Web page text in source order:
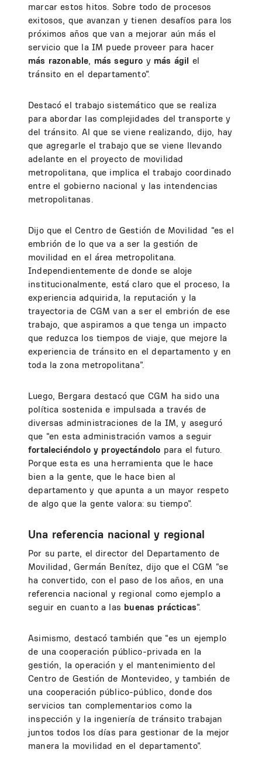
marcar estos hitos. Sobre todo de procesos
exitosos, que avanzan y tienen desafíos para los
próximos años que van a mejorar aún más el
servicio que la IM puede proveer para hacer
más razonable, más seguro y más ágil el
tránsito en el departamento”.
Destacó el trabajo sistemático que se realiza
para abordar las complejidades del transporte y
del tránsito. Al que se viene realizando, dijo, hay
que agregarle el trabajo que se viene llevando
adelante en el proyecto de movilidad
metropolitana, que implica el trabajo coordinado
entre el gobierno nacional y las intendencias
metropolitanas.
Dijo que el Centro de Gestión de Movilidad “es el
embrión de lo que va a ser la gestión de
movilidad en el área metropolitana.
Independientemente de donde se aloje
institucionalmente, está claro que el proceso, la
experiencia adquirida, la reputación y la
trayectoria de CGM van a ser el embrión de ese
trabajo, que aspiramos a que tenga un impacto
que reduzca los tiempos de viaje, que mejore la
experiencia de tránsito en el departamento y en
toda la zona metropolitana”.
Luego, Bergara destacó que CGM ha sido una
política sostenida e impulsada a través de
diversas administraciones de la IM, y aseguró
que “en esta administración vamos a seguir
fortaleciéndolo y proyectándolo para el futuro.
Porque esta es una herramienta que le hace
bien a la gente, que le hace bien al
departamento y que apunta a un mayor respeto
de algo que la gente valora: su tiempo”.
Una referencia nacional y regional
Por su parte, el director del Departamento de
Movilidad, Germán Benítez, dijo que el CGM “se
ha convertido, con el paso de los años, en una
referencia nacional y regional como ejemplo a
seguir en cuanto a las buenas prácticas”.
Asimismo, destacó también que “es un ejemplo
de una cooperación público-privada en la
gestión, la operación y el mantenimiento del
Centro de Gestión de Montevideo, y también de
una cooperación público-público, donde dos
servicios tan complementarios como la
inspección y la ingeniería de tránsito trabajan
juntos todos los días para gestionar de la mejor
manera la movilidad en el departamento”.